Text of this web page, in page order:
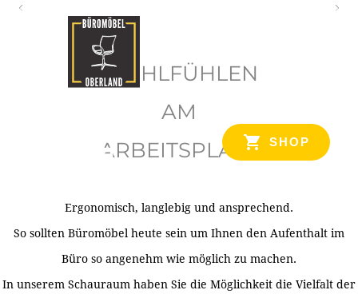
SHOP
WOHLFÜHLEN
AM
ARBEITSPLATZ
Ergonomisch, langlebig und ansprechend.
So sollten Büromöbel heute sein um Ihnen den Aufenthalt im
Büro so angenehm wie möglich zu machen.
In unserem Schauraum haben Sie die Möglichkeit die Vielfalt der